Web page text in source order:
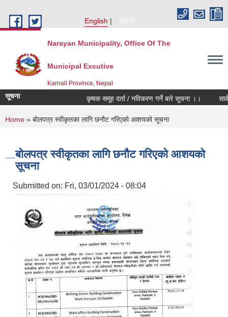
English
नेपाली
Narayan Municipality, Office Of The
Municipal Excutive
Karnali Province, Nepal
सूचना कृषक समूह दर्ता / नविकरण गर्ने बारे सूचना ।।
You are here
Home » बोलपत्र स्वीकृतका लागि छनौट गरिएको आशयको सूचना
बोलपत्र स्वीकृतका लागि छनौट गरिएको आशयको
सूचना
Submitted on: Fri, 03/01/2024 - 08:04